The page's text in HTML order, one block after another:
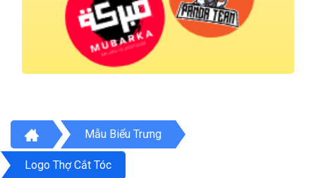
Mẫu Biểu Trưng
Logo Thợ Cắt Tóc